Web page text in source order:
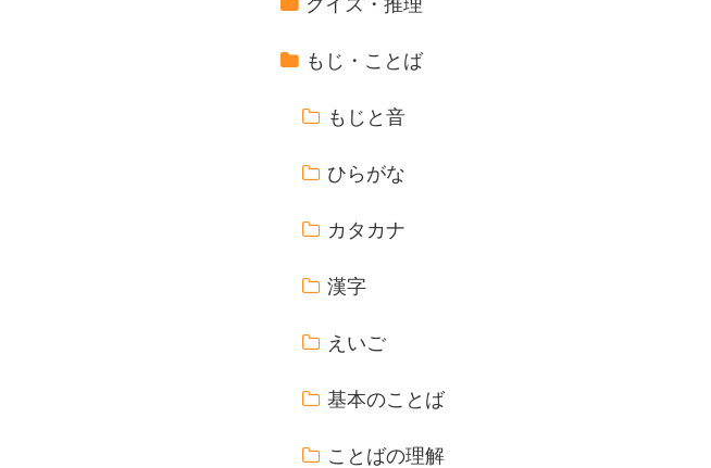
もじ・ことば
もじと音
ひらがな
カタカナ
漢字
えいご
基本のことば
ことばの理解